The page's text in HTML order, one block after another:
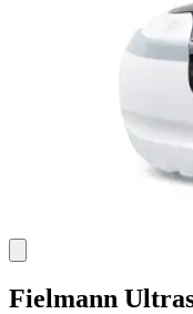
Fielmann